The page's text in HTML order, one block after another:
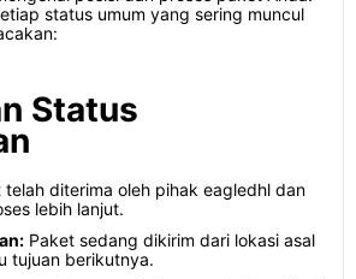
status umum yang sering muncul
Status
telah diterima oleh pihak eagledhl dan
lebih lanjut.
Paket sedang dikirim dari lokasi asal
tujuan berikutnya.